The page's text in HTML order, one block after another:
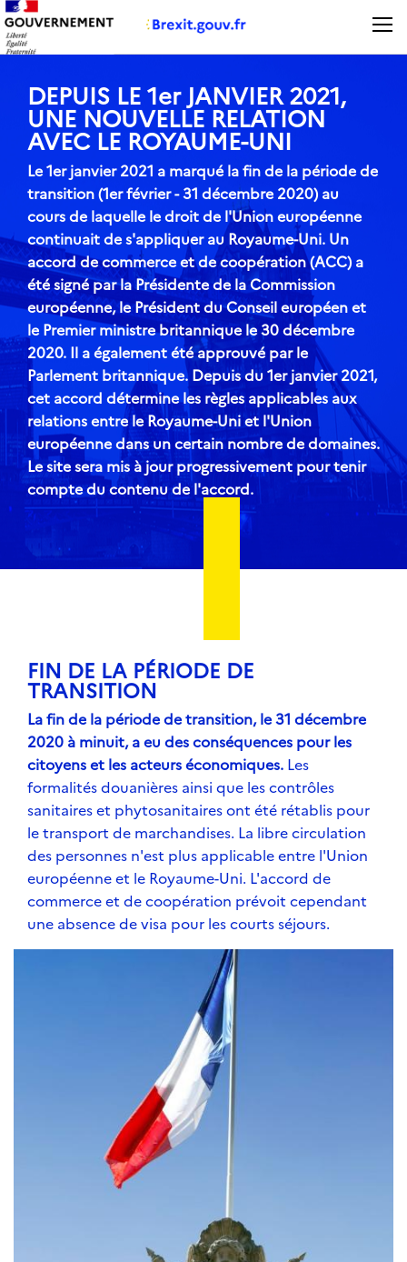
Panneau de gestion des cookies
DEPUIS LE 1er JANVIER 2021,
UNE NOUVELLE RELATION
AVEC LE ROYAUME-UNI
Le1er janvier 2021 a marqué la fin de la période de
transition (1er février - 31 décembre 2020) au
cours de laquelle le droit de l'Union européenne
continuait de s'appliquer au Royaume-Uni. Un
accord de commerce et de coopération (ACC) a
été signé par la Présidente de la Commission
européenne, le Président du Conseil européen et
le Premier ministre britannique le 30 décembre
2020. Il a également été approuvé par le
Parlement britannique. Depuis du 1er janvier 2021,
cet accord détermine les règles applicables aux
relations entre le Royaume-Uni et l'Union
européenne dans un certain nombre de domaines.
Le site sera mis à jour progressivement pour tenir
compte du contenu de l'accord.
FIN DE LA PÉRIODE DE
TRANSITION
La fin de la période de transition, le 31 décembre
2020 à minuit, a eu des conséquences pour les
citoyens et les acteurs économiques. Les
formalités douanières ainsi que les contrôles
sanitaires et phytosanitaires ont été rétablis pour
le transport de marchandises. La libre circulation
des personnes n'est plus applicable entre l'Union
européenne et le Royaume-Uni. L'accord de
commerce et de coopération prévoit cependant
une absence de visa pour les courts séjours.